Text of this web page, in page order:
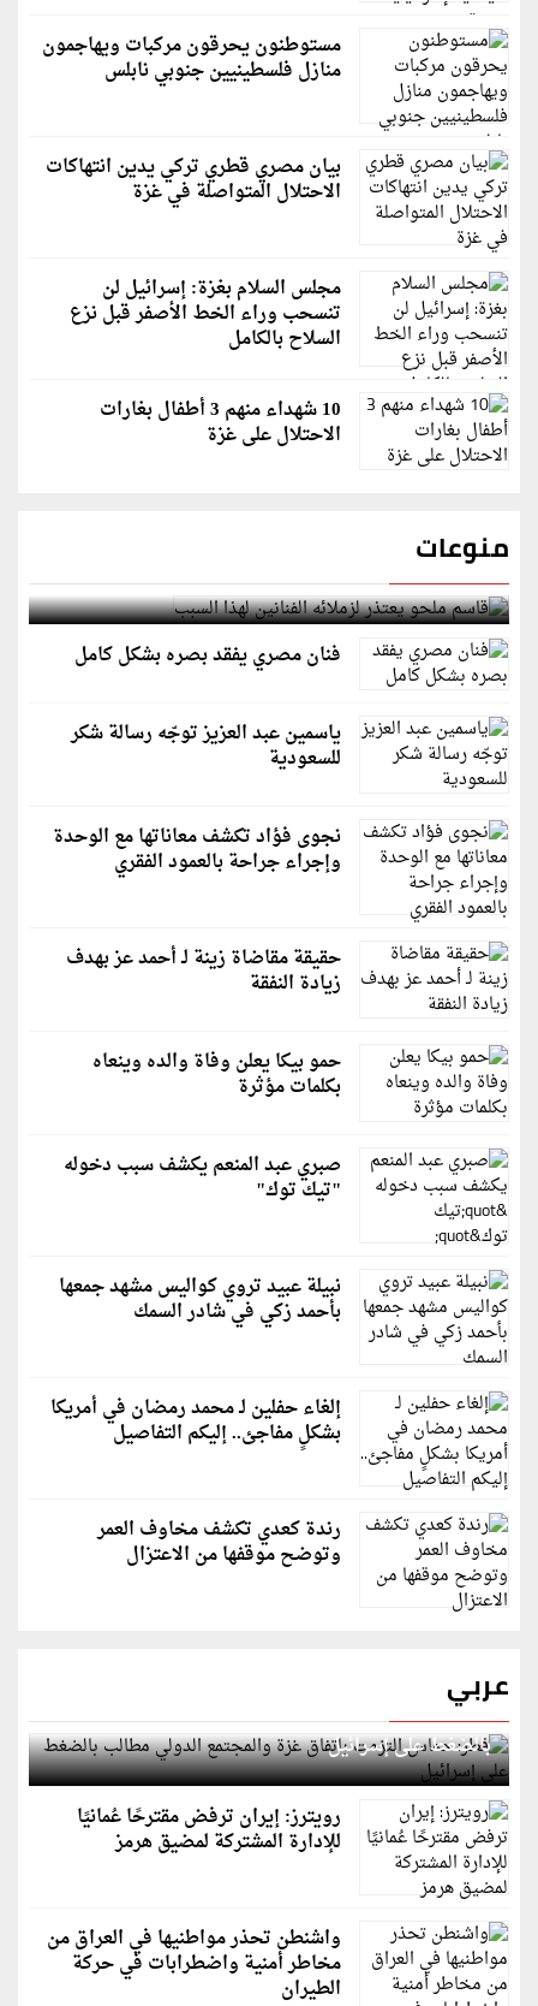
مستوطنون يحرقون مركبات ويهاجمون
منازل فلسطينيين جنوبي نابلس
بيان مصري قطري تركي يدين انتهاكات
الاحتلال المتواصلة في غزة
مجلس السلام بغزة: إسرائيل لن
تنسحب وراء الخط الأصفر قبل نزع
السلاح بالكامل
10 شهداء منهم 3 أطفال بغارات
الاحتلال على غزة
منوعات
قاسم ملحو يعتذر لزملائه الفنانين لهذا السبب
فنان مصري يفقد بصره بشكل كامل
ياسمين عبد العزيز توجّه رسالة شكر
للسعودية
نجوى فؤاد تكشف معاناتها مع الوحدة
وإجراء جراحة بالعمود الفقري
حقيقة مقاضاة زينة لـ أحمد عز بهدف
زيادة النفقة
حمو بيكا يعلن وفاة والده وينعاه
بكلمات مؤثرة
صبري عبد المنعم يكشف سبب دخوله
"تيك توك"
نبيلة عبيد تروي كواليس مشهد جمعها
بأحمد زكي في شادر السمك
إلغاء حفلين لـ محمد رمضان في أمريكا
بشكلٍ مفاجئ.. إليكم التفاصيل
رندة كعدي تكشف مخاوف العمر
وتوضح موقفها من الاعتزال
عربي
قطر: حماس التزمت باتفاق غزة والمجتمع الدولي مطالب
بالضغط على إسرائيل
رويترز: إيران ترفض مقترحًا عُمانيًا
للإدارة المشتركة لمضيق هرمز
واشنطن تحذر مواطنيها في العراق من
مخاطر أمنية واضطرابات في حركة
الطيران